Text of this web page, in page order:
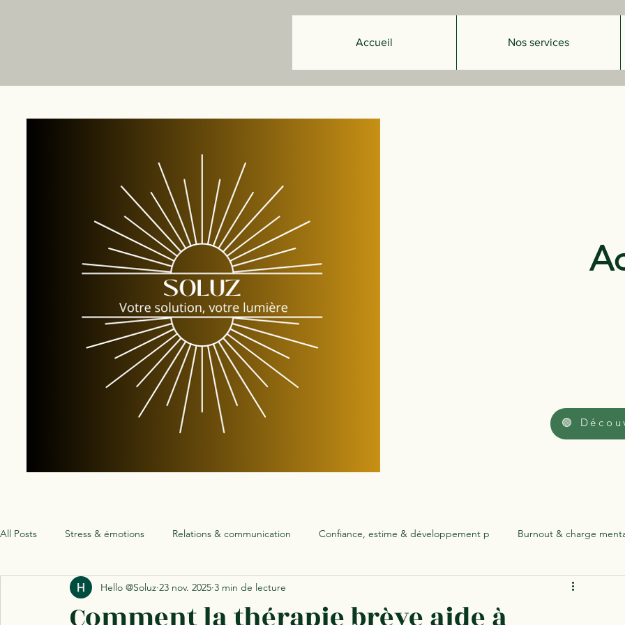
Accueil Nos services
🟢
All Posts Stress & émotions Relations & communication Confiance, estime & développement p Burnout & charge
Vie professionnelle & QVT Thérapie brève & coaching
Hello @Soluz 23 nov. 2025 3 min de lecture